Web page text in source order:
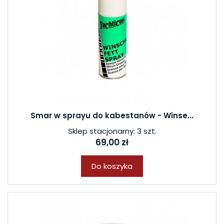
Smar w sprayu do kabestanów - Winse...
Sklep stacjonarny: 3 szt.
69,00 zł
Do koszyka